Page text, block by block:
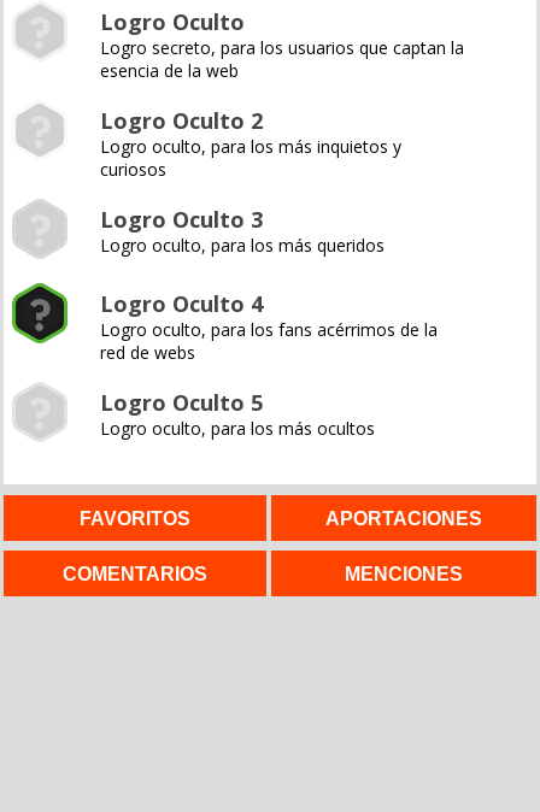
Logro Oculto
Logro secreto, para los usuarios que captan la
esencia de la web
Logro Oculto 2
Logro oculto, para los más inquietos y
curiosos
Logro Oculto 3
Logro oculto, para los más queridos
Logro Oculto 4
Logro oculto, para los fans acérrimos de la
red de webs
Logro Oculto 5
Logro oculto, para los más ocultos
FAVORITOS APORTACIONES
COMENTARIOS MENCIONES